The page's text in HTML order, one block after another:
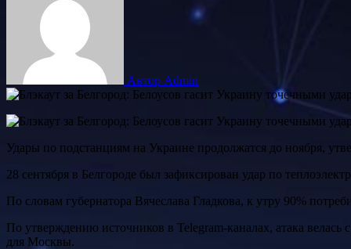
Автор Admin
Удары по подстанциям на Украине продолжатся до ноября,
28 сентября в Белгороде был зафиксирован удар по
По словам губернатора Вячеслава Гладкова, к утру 90%
По утверждению источников в Telegram-каналах, атака
для Москвы.